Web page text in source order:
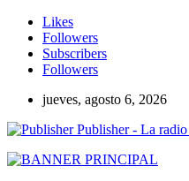
Likes
Followers
Subscribers
Followers
jueves, agosto 6, 2026
Publisher - La